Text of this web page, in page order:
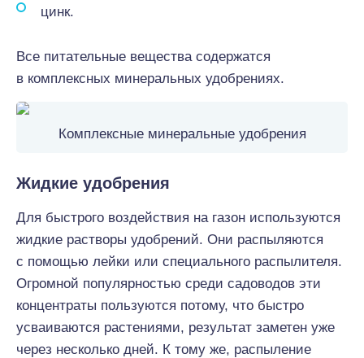
цинк.
Все питательные вещества содержатся
в комплексных минеральных удобрениях.
Комплексные минеральные удобрения
Жидкие удобрения
Для быстрого воздействия на газон используются
жидкие растворы удобрений. Они распыляются
с помощью лейки или специального распылителя.
Огромной популярностью среди садоводов эти
концентраты пользуются потому, что быстро
усваиваются растениями, результат заметен уже
через несколько дней. К тому же, распыление